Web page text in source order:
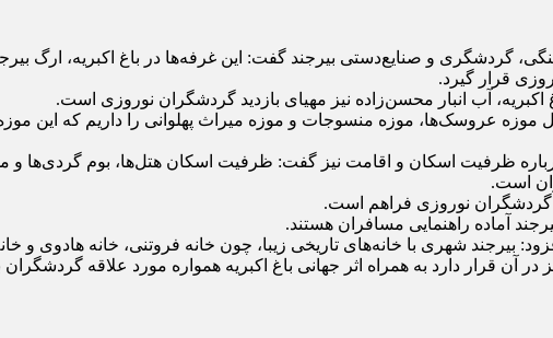
گردشگری و صنایع‌دستی بیرجند گفت: این غرفه‌ها در باغ اکبریه، ارگ
قرار گیرد.
آب انبار محسن‌زاده نیز مهیای بازدید گردشگران نوروزی است.
عروسک‌ها، موزه منسوجات و موزه میراث پهلوانی را داریم که این
ظرفیت اسکان و اقامت نیز گفت: ظرفیت اسکان هتل‌ها، بوم گردی‌ها و
بیرجند شهری با خانه‌های تاریخی زیبا، چون خانه فروتنی، خانه هادوی
قرار دارد به همراه اثر جهانی باغ اکبریه همواره مورد علاقه